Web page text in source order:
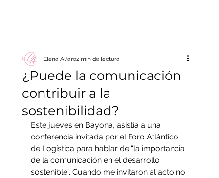
¿Puede la comunicación
contribuir a la
sostenibilidad?
Elena Alfaro2 min de lectura
Este jueves en Bayona, asistía a una
conferencia invitada por el Foro Atlántico
de Logística para hablar de “la importancia
de la comunicación en el desarrollo
sostenible”. Cuando me invitaron al acto no